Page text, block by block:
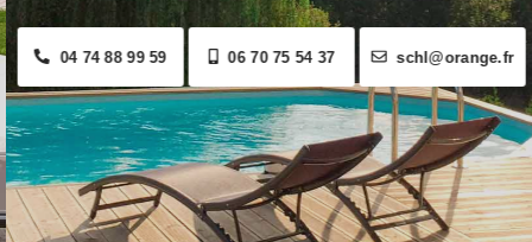
04 74 88 99 59 06 70 75 54 37 schl@orange.fr